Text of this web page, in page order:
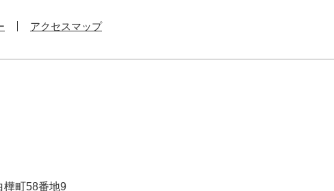
アクセスマップ
樺町58番地9